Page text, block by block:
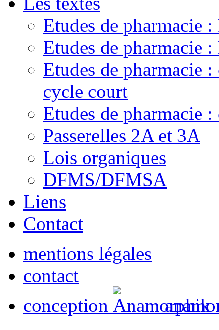
Etudes de pharmacie :
Etudes de pharmacie
Etudes de pharmacie
cycle court
Etudes de pharmacie
Passerelles 2A et 3A
Lois organiques
DFMS/DFMSA
Liens
Contact
mentions légales
contact
conception